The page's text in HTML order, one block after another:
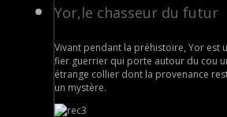
Yor,le chasseur du futur
Vivant pendant la préhistoire, Yor est
fier guerrier qui porte autour du cou
étrange collier dont la provenance
un mystère.